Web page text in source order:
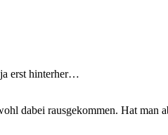
erst hinterher…
dabei rausgekommen. Hat man